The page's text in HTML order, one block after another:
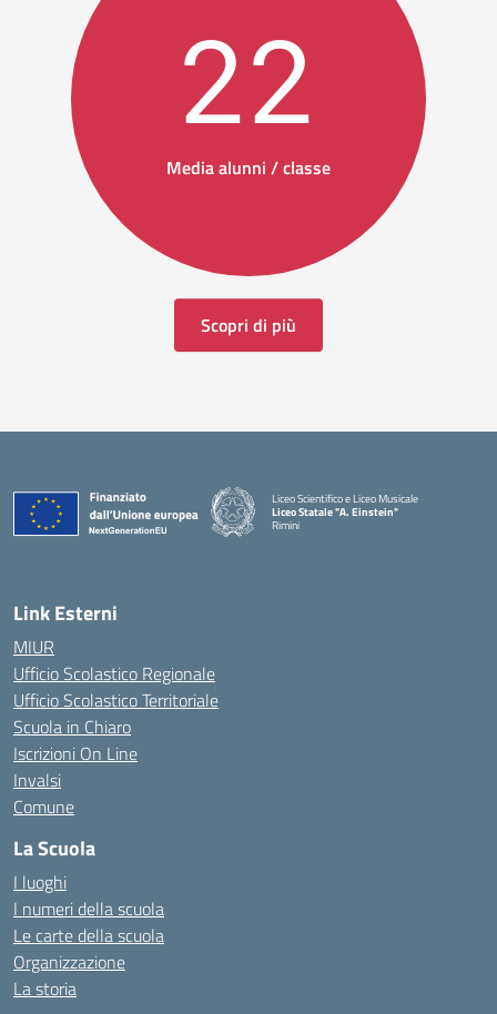
22
Media alunni / classe
Scopri di più
Liceo Scientifico e Liceo Musicale
Liceo Statale "A. Einstein"
Rimini
Link Esterni
MIUR
Ufficio Scolastico Regionale
Ufficio Scolastico Territoriale
Scuola in Chiaro
Iscrizioni On Line
Invalsi
Comune
La Scuola
I luoghi
I numeri della scuola
Le carte della scuola
Organizzazione
La storia